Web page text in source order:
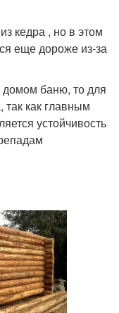
кедра , но в этом
еще дороже из-за
баню, то для
как главным
устойчивость